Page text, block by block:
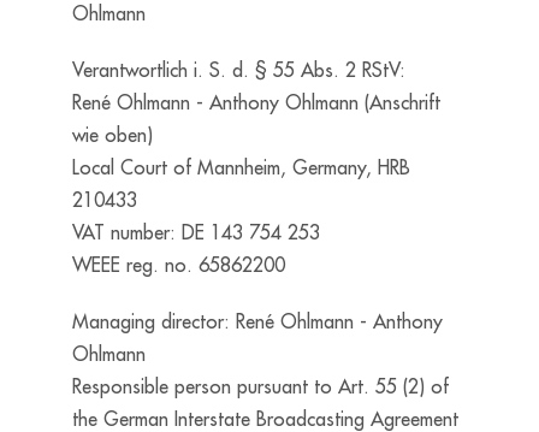
Ohlmann
Verantwortlich i. S. d. § 55 Abs. 2 RStV:
René Ohlmann - Anthony Ohlmann (Anschrift
wie oben)
Local Court of Mannheim, Germany, HRB
210433
VAT number: DE 143 754 253
WEEE reg. no. 65862200
Managing director: René Ohlmann - Anthony
Ohlmann
Responsible person pursuant to Art. 55 (2) of
the German Interstate Broadcasting Agreement